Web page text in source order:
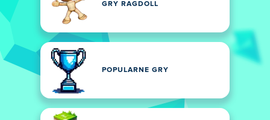
GRY RAGDOLL
POPULARNE GRY